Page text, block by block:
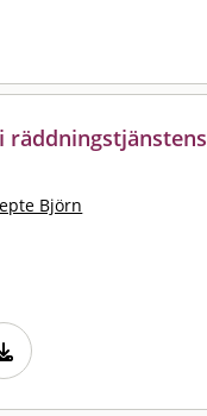
räddningstjänstens
Björn